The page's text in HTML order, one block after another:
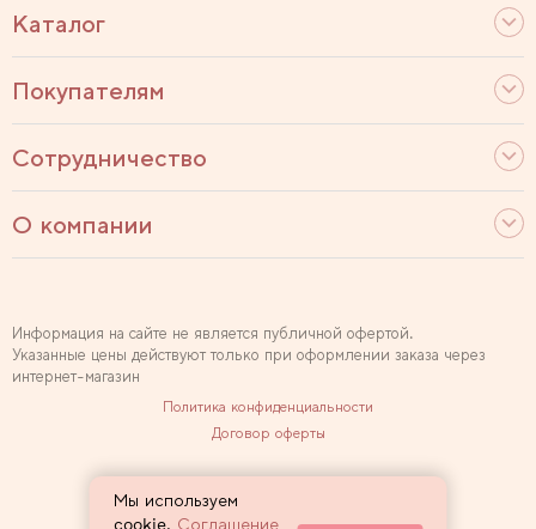
Каталог
Покупателям
Сотрудничество
О компании
Информация на сайте не является публичной офертой.
Указанные цены действуют только при оформлении заказа через
интернет-магазин
Политика конфиденциальности
Договор оферты
Мы используем
cookie. Соглашение